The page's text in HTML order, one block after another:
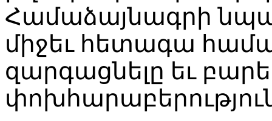
Համաձայնագրի
միջեւ հետագա
զարգացնելը եւ